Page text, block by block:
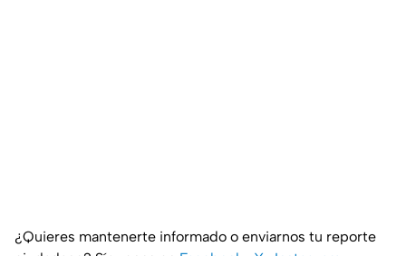
¿Quieres mantenerte informado o enviarnos tu reporte